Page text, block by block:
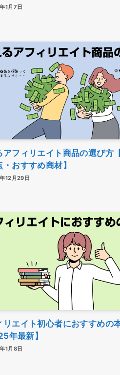
1月7日
アフィリエイト商品の選び方
・おすすめ商材】
12月29日
リエイト初心者におすすめの
年最新】
1月8日